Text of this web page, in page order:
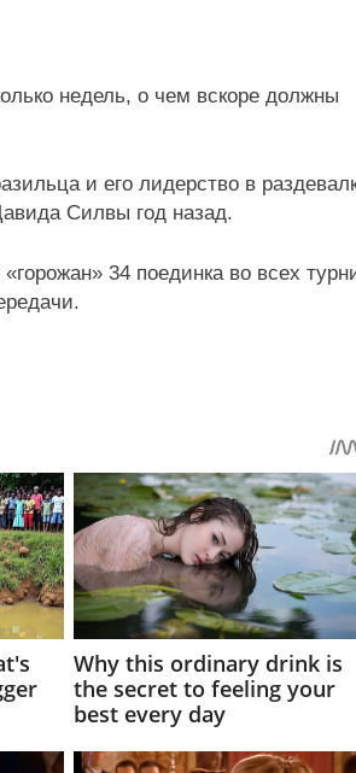
недель, о чем вскоре должны
и его лидерство в
Силвы год назад.
34 поединка во всех